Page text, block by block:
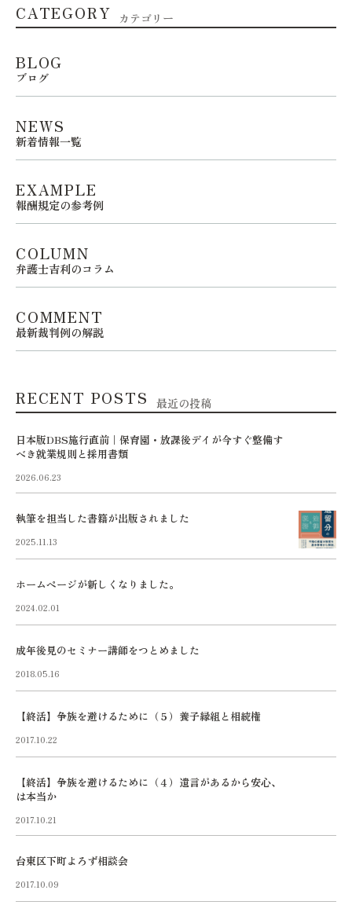
CATEGORY カテゴリー
BLOG
ブログ
NEWS
新着情報一覧
EXAMPLE
報酬規定の参考例
COLUMN
弁護士吉利のコラム
COMMENT
最新裁判例の解説
RECENT POSTS 最近の投稿
日本版DBS施行直前｜保育園・放課後デイが今すぐ整備す
べき就業規則と採用書類
2026.06.23
執筆を担当した書籍が出版されました
2025.11.13
ホームページが新しくなりました。
2024.02.01
成年後見のセミナー講師をつとめました
2018.05.16
【終活】争族を避けるために（５）養子縁組と相続権
2017.10.22
【終活】争族を避けるために（４）遺言があるから安心、
は本当か
2017.10.21
台東区下町よろず相談会
2017.10.09